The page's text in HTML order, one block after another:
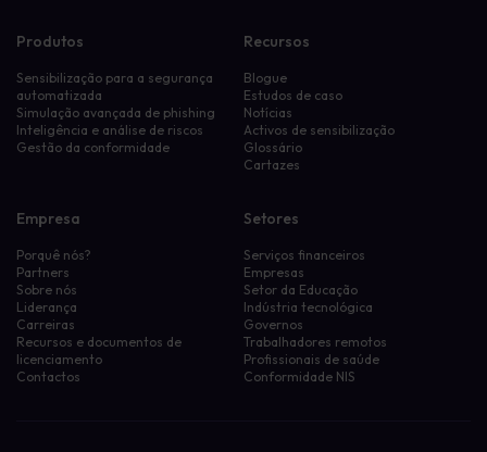
Produtos
Sensibilização para a segurança
automatizada
Simulação avançada de phishing
Inteligência e análise de riscos
Gestão da conformidade
Recursos
Blogue
Estudos de caso
Notícias
Activos de sensibilização
Glossário
Cartazes
Empresa
Porquê nós?
Partners
Sobre nós
Liderança
Carreiras
Recursos e documentos de
licenciamento
Contactos
Setores
Serviços financeiros
Empresas
Setor da Educação
Indústria tecnológica
Governos
Trabalhadores remotos
Profissionais de saúde
Conformidade NIS